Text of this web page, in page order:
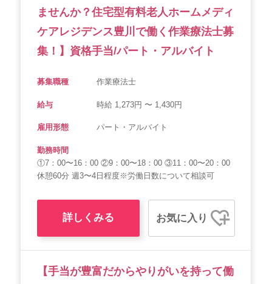
ませんか？住宅型有料老人ホームメディ
ケアレジデンス豊川で働く作業療法士募
集！】資格手当/パート・アルバイト
募集職種 作業療法士
給与 時給 1,273円 〜 1,430円
雇用形態 パート・アルバイト
勤務時間
①7：00〜16：00 ②9：00〜18：00 ③11：00〜20：00
休憩60分 週3〜4日程度※労働日数について相談可
詳しくみる お気に入り
【手当が豊富だからやりがいを持って働